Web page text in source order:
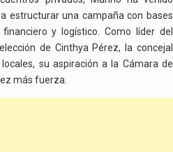
estructurar una campaña con bases
y logístico. Como líder del
de Cinthya Pérez, la concejal
su aspiración a la Cámara de
más fuerza.